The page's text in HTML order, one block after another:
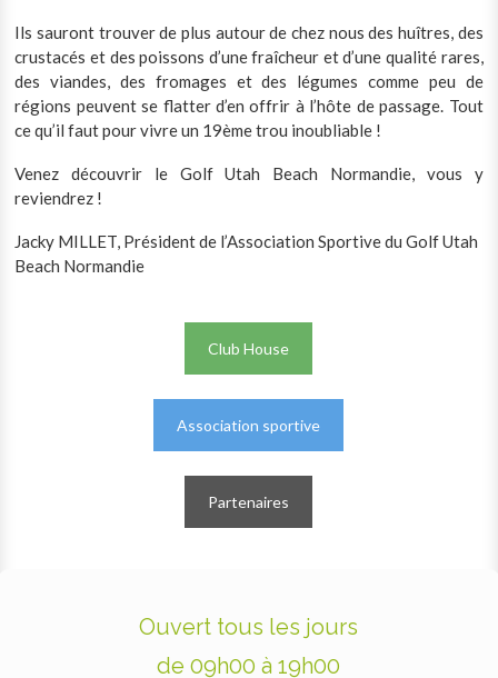
Ils sauront trouver de plus autour de chez nous des huîtres, des
crustacés et des poissons d’une fraîcheur et d’une qualité rares,
des viandes, des fromages et des légumes comme peu de
régions peuvent se flatter d’en offrir à l’hôte de passage. Tout
ce qu’il faut pour vivre un 19ème trou inoubliable !
Venez découvrir le Golf Utah Beach Normandie, vous y
reviendrez !
Jacky MILLET, Président de l’Association Sportive du Golf Utah
Beach Normandie
Club House
Association sportive
Partenaires
Ouvert tous les jours
de 09h00 à 19h00